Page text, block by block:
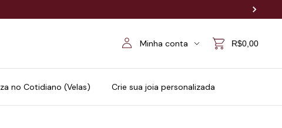
Minha conta R$0,00
no Cotidiano (Velas) Crie sua joia personalizada